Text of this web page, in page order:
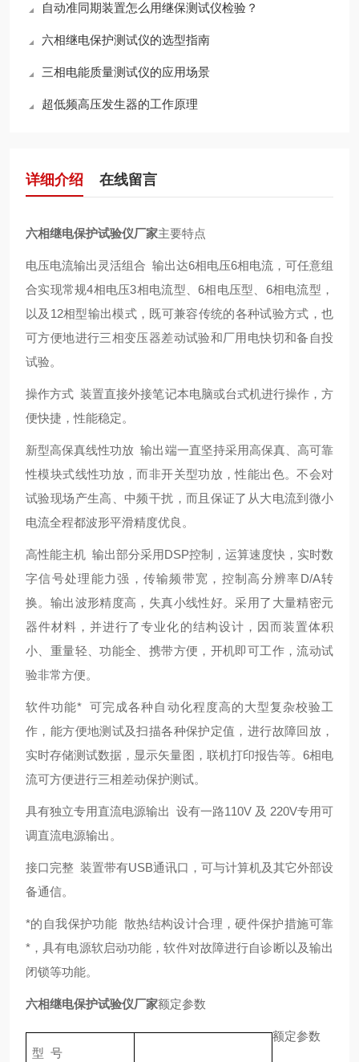
自动准同期装置怎么用继保测试仪检验？
六相继电保护测试仪的选型指南
三相电能质量测试仪的应用场景
超低频高压发生器的工作原理
详细介绍 在线留言
六相继电保护试验仪厂家主要特点
电压电流输出灵活组合 输出达6相电压6相电流，可任意组
合实现常规4相电压3相电流型、6相电压型、6相电流型，
以及12相型输出模式，既可兼容传统的各种试验方式，也
可方便地进行三相变压器差动试验和厂用电快切和备自投
试验。
操作方式 装置直接外接笔记本电脑或台式机进行操作，方
便快捷，性能稳定。
新型高保真线性功放 输出端一直坚持采用高保真、高可靠
性模块式线性功放，而非开关型功放，性能出色。不会对
试验现场产生高、中频干扰，而且保证了从大电流到微小
电流全程都波形平滑精度优良。
高性能主机 输出部分采用DSP控制，运算速度快，实时数
字信号处理能力强，传输频带宽，控制高分辨率D/A转
换。输出波形精度高，失真小线性好。采用了大量精密元
器件材料，并进行了专业化的结构设计，因而装置体积
小、重量轻、功能全、携带方便，开机即可工作，流动试
验非常方便。
软件功能* 可完成各种自动化程度高的大型复杂校验工
作，能方便地测试及扫描各种保护定值，进行故障回放，
实时存储测试数据，显示矢量图，联机打印报告等。6相电
流可方便进行三相差动保护测试。
具有独立专用直流电源输出 设有一路110V 及 220V专用可
调直流电源输出。
接口完整 装置带有USB通讯口，可与计算机及其它外部设
备通信。
*的自我保护功能 散热结构设计合理，硬件保护措施可靠
*，具有电源软启动功能，软件对故障进行自诊断以及输出
闭锁等功能。
六相继电保护试验仪厂家额定参数
型 号
额定参数